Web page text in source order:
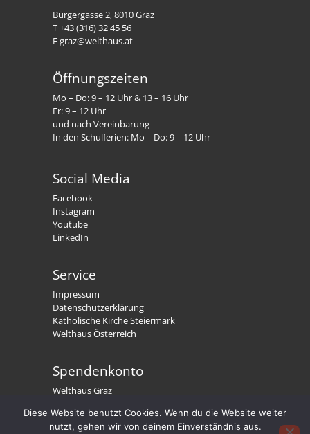
Bürgergasse 2, 8010 Graz
T +43 (316) 32 45 56
E graz@welthaus.at
Öffnungszeiten
Mo – Do: 9 – 12 Uhr & 13 – 16 Uhr
Fr: 9 – 12 Uhr
und nach Vereinbarung
In den Schulferien: Mo – Do: 9 – 12 Uhr
Social Media
Facebook
Instagram
Youtube
LinkedIn
Service
Impressum
Datenschutzerklärung
Katholische Kirche Steiermark
Welthaus Österreich
Spendenkonto
Welthaus Graz
BIC: STSPAT2GXXX
Welthaus. Wir stärken Menschen.
Diese Website benutzt Cookies. Wenn du die Website weiter
nutzt, gehen wir von deinem Einverständnis aus.